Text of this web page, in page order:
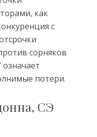
как
с
сорняков
означает
потери.
СЭ